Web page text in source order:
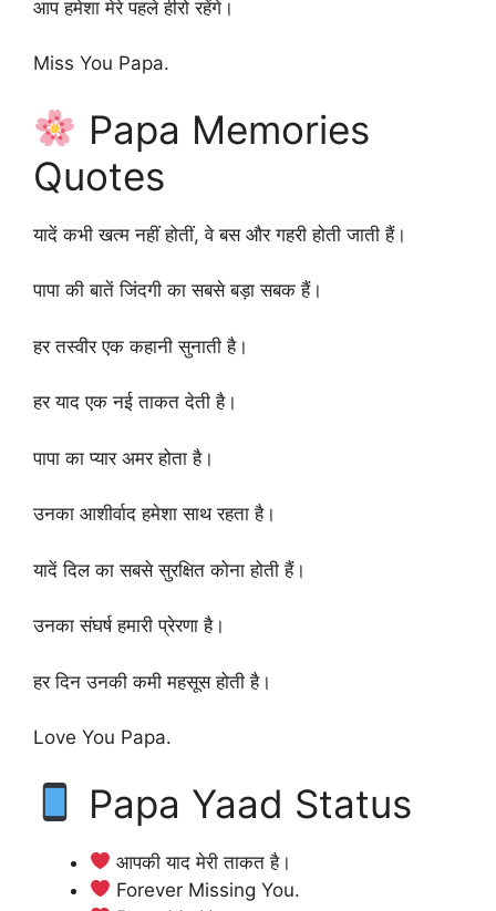
आप हमेशा मेरे पहले हीरो रहेंगे।
Miss You Papa.
Papa Memories
Quotes
यादें कभी खत्म नहीं होतीं, वे बस और गहरी होती जाती हैं।
पापा की बातें जिंदगी का सबसे बड़ा सबक हैं।
हर तस्वीर एक कहानी सुनाती है।
हर याद एक नई ताकत देती है।
पापा का प्यार अमर होता है।
उनका आशीर्वाद हमेशा साथ रहता है।
यादें दिल का सबसे सुरक्षित कोना होती हैं।
उनका संघर्ष हमारी प्रेरणा है।
हर दिन उनकी कमी महसूस होती है।
Love You Papa.
Papa Yaad Status
आपकी याद मेरी ताकत है।
Forever Missing You.